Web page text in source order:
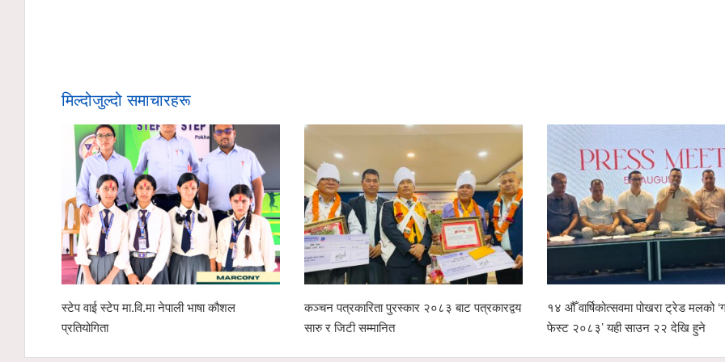
मिल्दोजुल्दो समाचारहरू
स्टेप वाई स्टेप मा.वि.मा नेपाली भाषा कौशल
प्रतियोगिता
कञ्चन पत्रकारिता पुरस्कार २०८३ बाट पत्रकारद्वय
सारु र जिटी सम्मानित
१४ औँ वार्षिकोत्सवमा पोखरा ट्रेड मलको
फेस्ट २०८३’ यही साउन २२ देखि हुने